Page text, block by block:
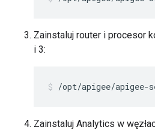
Zainstaluj router i procesor
i 3:
/opt/apigee/
Zainstaluj Analytics w